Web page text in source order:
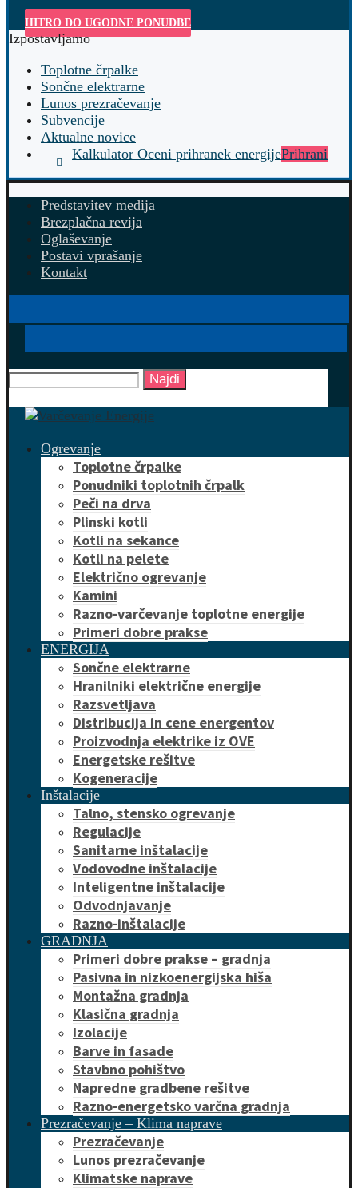
HITRO DO UGODNE PONUDBE
Izpostavljamo
Toplotne črpalke
Sončne elektrarne
Lunos prezračevanje
Subvencije
Aktualne novice
Kalkulator Oceni prihranek energijePrihrani
Predstavitev medija
Brezplačna revija
Oglaševanje
Postavi vprašanje
Kontakt
Najdi
Ogrevanje
Toplotne črpalke
Ponudniki toplotnih črpalk
Peči na drva
Plinski kotli
Kotli na sekance
Kotli na pelete
Električno ogrevanje
Kamini
Razno-varčevanje toplotne energije
Primeri dobre prakse
ENERGIJA
Sončne elektrarne
Hranilniki električne energije
Razsvetljava
Distribucija in cene energentov
Proizvodnja elektrike iz OVE
Energetske rešitve
Kogeneracije
Inštalacije
Talno, stensko ogrevanje
Regulacije
Sanitarne inštalacije
Vodovodne inštalacije
Inteligentne inštalacije
Odvodnjavanje
Razno-inštalacije
GRADNJA
Primeri dobre prakse – gradnja
Pasivna in nizkoenergijska hiša
Montažna gradnja
Klasična gradnja
Izolacije
Barve in fasade
Stavbno pohištvo
Napredne gradbene rešitve
Razno-energetsko varčna gradnja
Prezračevanje – Klima naprave
Prezračevanje
Lunos prezračevanje
Klimatske naprave